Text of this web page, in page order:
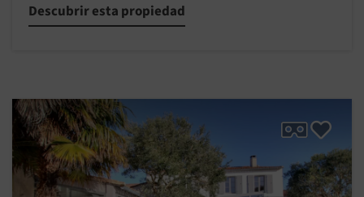
Descubrir esta propiedad